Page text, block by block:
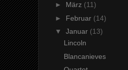
► März (11)
► Februar (14)
▼ Januar (13)
Lincoln
Blancanieves